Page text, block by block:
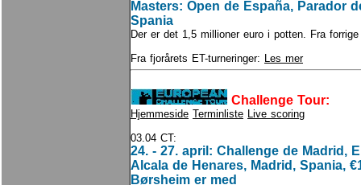
Masters: Open de España, Parador
Spania
Der er det 1,5 millioner euro i potten. Fra
Fra fjorårets ET-turneringer: Les mer
Challenge Tour:
Hjemmeside Terminliste Live scoring
03.04 CT:
24. - 27. april: Challenge de Madrid,
Alcala de Henares, Madrid, Spania,
Børsheim er med